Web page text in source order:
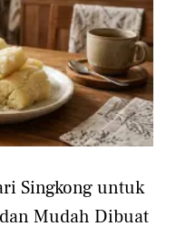
Singkong untuk
Mudah Dibuat